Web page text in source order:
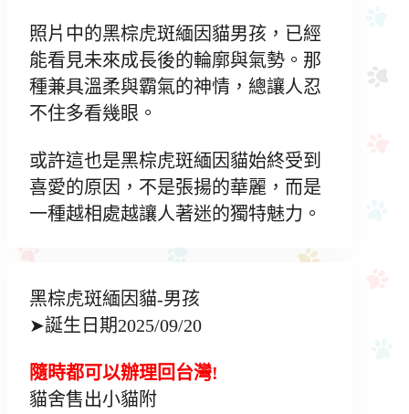
照片中的黑棕虎斑緬因貓男孩，已經
能看見未來成長後的輪廓與氣勢。那
種兼具溫柔與霸氣的神情，總讓人忍
不住多看幾眼。
或許這也是黑棕虎斑緬因貓始終受到
喜愛的原因，不是張揚的華麗，而是
一種越相處越讓人著迷的獨特魅力。
黑棕虎斑緬因貓-男孩
➤誕生日期2025/09/20
隨時都可以辦理回台灣!
貓舍售出小貓附